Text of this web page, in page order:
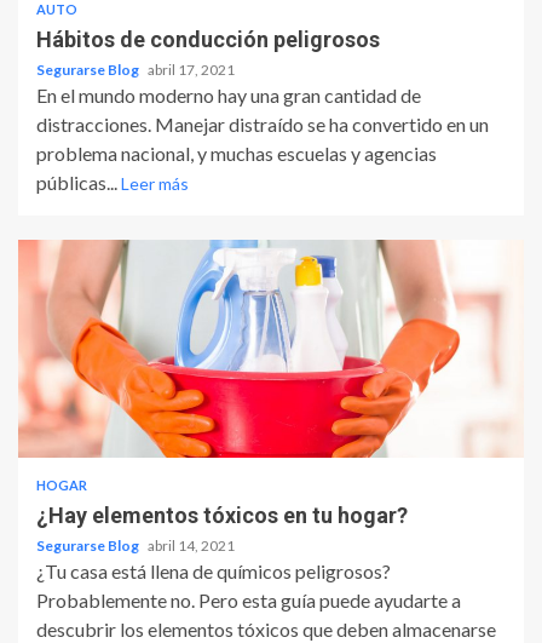
AUTO
Hábitos de conducción peligrosos
Segurarse Blog abril 17, 2021
En el mundo moderno hay una gran cantidad de
distracciones. Manejar distraído se ha convertido en un
problema nacional, y muchas escuelas y agencias
públicas...Leer más
HOGAR
¿Hay elementos tóxicos en tu hogar?
Segurarse Blog abril 14, 2021
¿Tu casa está llena de químicos peligrosos?
Probablemente no. Pero esta guía puede ayudarte a
descubrir los elementos tóxicos que deben almacenarse